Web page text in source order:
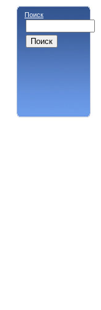
Поиск